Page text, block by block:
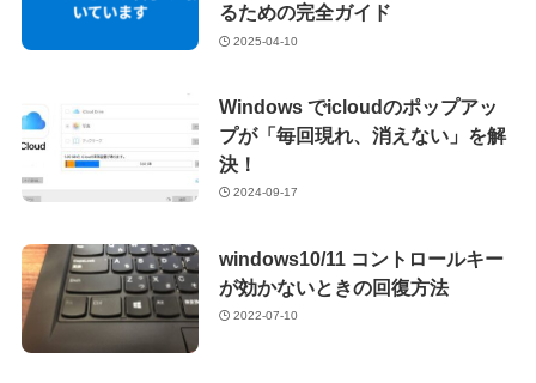
るための完全ガイド
2025-04-10
Windows でicloudのポップアッ
プが「毎回現れ、消えない」を解
決！
2024-09-17
windows10/11 コントロールキー
が効かないときの回復方法
2022-07-10